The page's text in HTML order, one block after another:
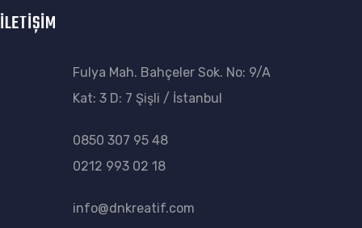
İLETİŞİM
Fulya Mah. Bahçeler Sok. No: 9/A
Kat: 3 D: 7 Şişli / İstanbul
0850 307 95 48
0212 993 02 18
info@dnkreatif.com